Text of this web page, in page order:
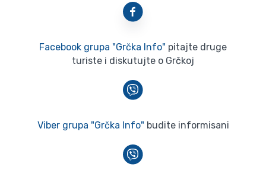
Facebook grupa "Grčka Info" pitajte druge
turiste i diskutujte o Grčkoj
Viber grupa "Grčka Info" budite informisani